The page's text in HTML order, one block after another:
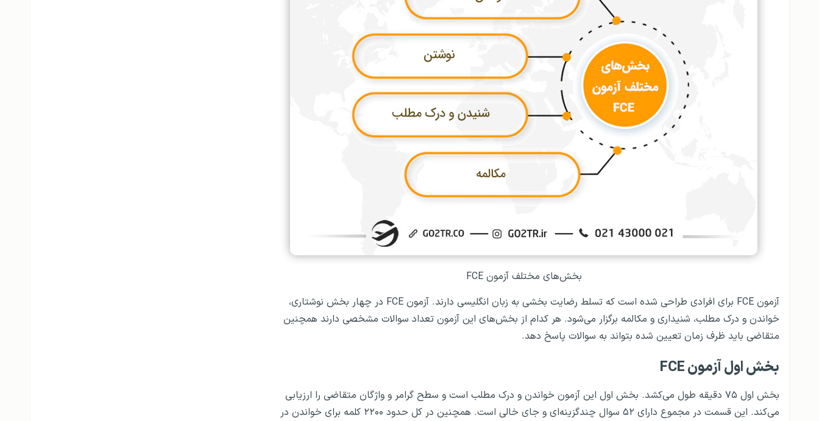
بخش‌های مختلف آزمون FCE
آزمون FCE برای افرادی طراحی شده است که تسلط رضایت بخشی به زبان انگلیسی دارند. آزمون FCE در چهار بخش نوشتاری،
خواندن و درک مطلب، شنیداری و مکالمه برگزار می‌شود. هر کدام از بخش‌های این آزمون تعداد سوالات مشخصی دارند همچنین
متقاضی باید ظرف زمان تعیین شده بتواند به سوالات پاسخ دهد.
بخش اول آزمون FCE
بخش اول ۷۵ دقیقه طول می‌کشد. بخش اول این آزمون خواندن و درک مطلب است و سطح گرامر و واژگان متقاضی را ارزیابی
می‌کند. این قسمت در مجموع دارای ۵۲ سوال چندگزینه‌ای و جای خالی است. همچنین در کل حدود ۲۲۰۰ کلمه برای خواندن در